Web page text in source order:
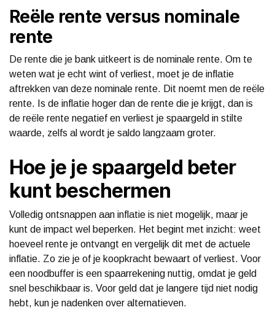
Reële rente versus nominale
rente
De rente die je bank uitkeert is de nominale rente. Om te
weten wat je echt wint of verliest, moet je de inflatie
aftrekken van deze nominale rente. Dit noemt men de reële
rente. Is de inflatie hoger dan de rente die je krijgt, dan is
de reële rente negatief en verliest je spaargeld in stilte
waarde, zelfs al wordt je saldo langzaam groter.
Hoe je je spaargeld beter
kunt beschermen
Volledig ontsnappen aan inflatie is niet mogelijk, maar je
kunt de impact wel beperken. Het begint met inzicht: weet
hoeveel rente je ontvangt en vergelijk dit met de actuele
inflatie. Zo zie je of je koopkracht bewaart of verliest. Voor
een noodbuffer is een spaarrekening nuttig, omdat je geld
snel beschikbaar is. Voor geld dat je langere tijd niet nodig
hebt, kun je nadenken over alternatieven.